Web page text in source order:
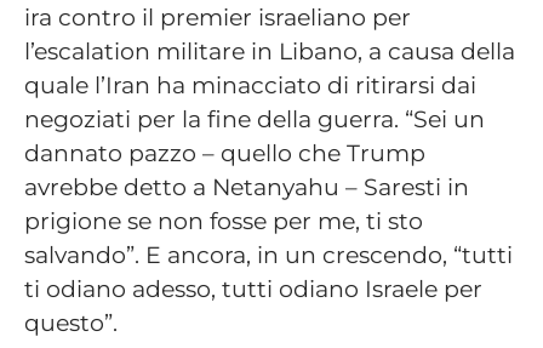
ira contro il premier israeliano per
l’escalation militare in Libano, a causa della
quale l’Iran ha minacciato di ritirarsi dai
negoziati per la fine della guerra. “Sei un
dannato pazzo – quello che Trump
avrebbe detto a Netanyahu – Saresti in
prigione se non fosse per me, ti sto
salvando”. E ancora, in un crescendo, “tutti
ti odiano adesso, tutti odiano Israele per
questo”.